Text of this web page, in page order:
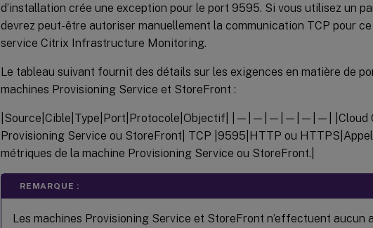
d’installation crée une exception pour le port 9595. Si vous utilisez un
devrez peut-être autoriser manuellement la communication TCP pour
service Citrix Infrastructure Monitoring.
Le tableau suivant fournit des détails sur les exigences en matière de
machines Provisioning Service et StoreFront :
|Source|Cible|Type|Port|Protocole|Objectif| |—|—|—|—|—|—| |Cloud
Provisioning Service ou StoreFront| TCP |9595|HTTP ou
métriques de la machine Provisioning Service ou StoreFront.|
REMARQUE :
Les machines Provisioning Service et StoreFront n’effectuent aucun